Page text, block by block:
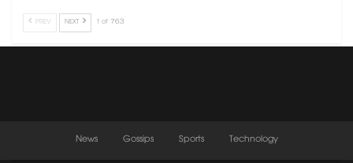
PREV NEXT 1 of 763
News Gossips Sports Technology